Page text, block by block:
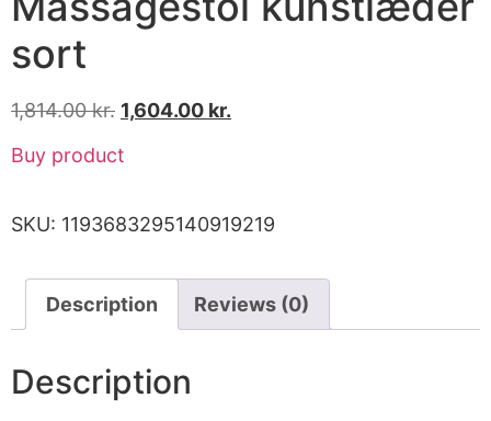
sort
1,814.00kr. 1,604.00 kr.
Buy product
SKU: 1193683295140919219
Description Reviews (0)
Description